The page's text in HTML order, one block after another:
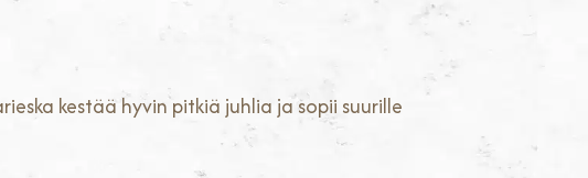
kestää hyvin pitkiä juhlia ja sopii suurille